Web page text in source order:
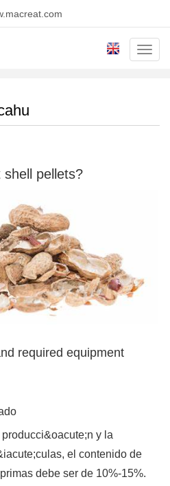
pellets?
required equipment
y la
el contenido de
debe ser de 10%-15%.